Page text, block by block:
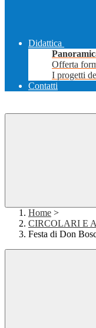
Didattica
Offerta
I progetti
Contatti
Home >
CIRCOLARI E
Festa di Don